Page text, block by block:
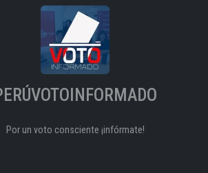
Por un voto consciente ¡infórmate!